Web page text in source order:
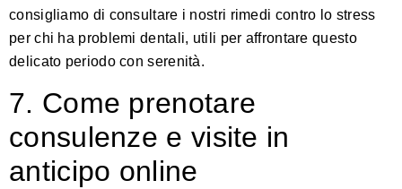
consigliamo di consultare i nostri rimedi contro lo stress
per chi ha problemi dentali, utili per affrontare questo
delicato periodo con serenità.
7. Come prenotare
consulenze e visite in
anticipo online